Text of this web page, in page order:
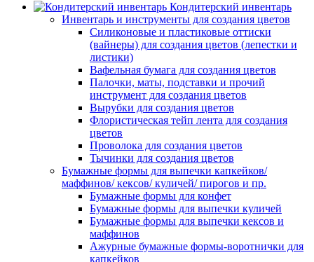
Кондитерский инвентарь
Инвентарь и инструменты для создания цветов
Силиконовые и пластиковые оттиски
(вайнеры) для создания цветов (лепестки и
листики)
Вафельная бумага для создания цветов
Палочки, маты, подставки и прочий
инструмент для создания цветов
Вырубки для создания цветов
Флористическая тейп лента для создания
цветов
Проволока для создания цветов
Тычинки для создания цветов
Бумажные формы для выпечки капкейков/
маффинов/ кексов/ куличей/ пирогов и пр.
Бумажные формы для конфет
Бумажные формы для выпечки куличей
Бумажные формы для выпечки кексов и
маффинов
Ажурные бумажные формы-воротнички для
капкейков